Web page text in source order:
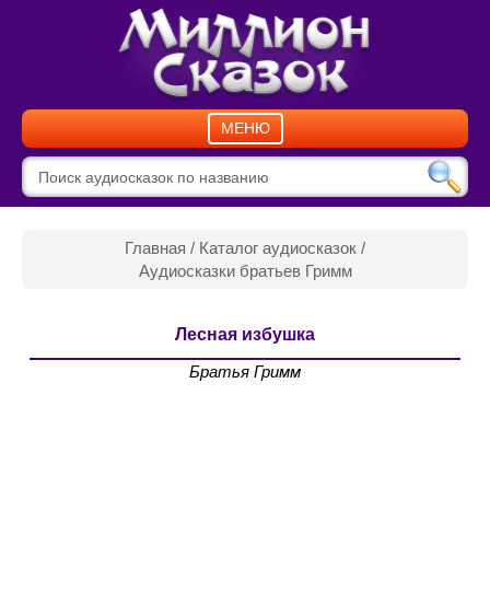
МЕНЮ
Главная / Каталог аудиосказок /
Аудиосказки братьев Гримм
Лесная избушка
Братья Гримм